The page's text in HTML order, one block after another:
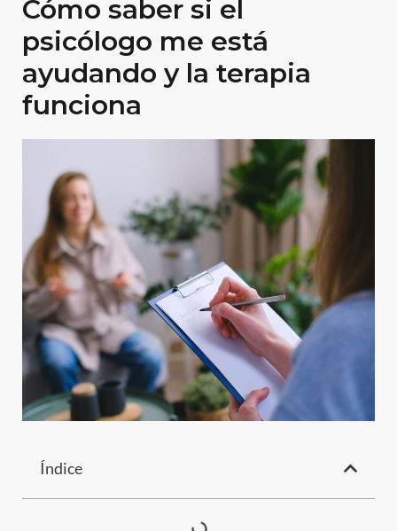
Cómo saber si el
psicólogo me está
ayudando y la terapia
funciona
Índice